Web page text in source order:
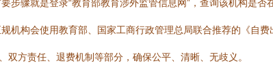
步骤就是登录“教育部教育涉外监管信息网”，查询该机构是
机构会使用教育部、国家工商行政管理总局联合推荐的《自
双方责任、退费机制等部分，确保公平、清晰、无歧义。